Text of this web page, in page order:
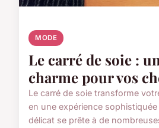
MODE
Le carré de soie :
charme pour vos
Le carré de soie transforme
en une expérience
délicat se prête à de